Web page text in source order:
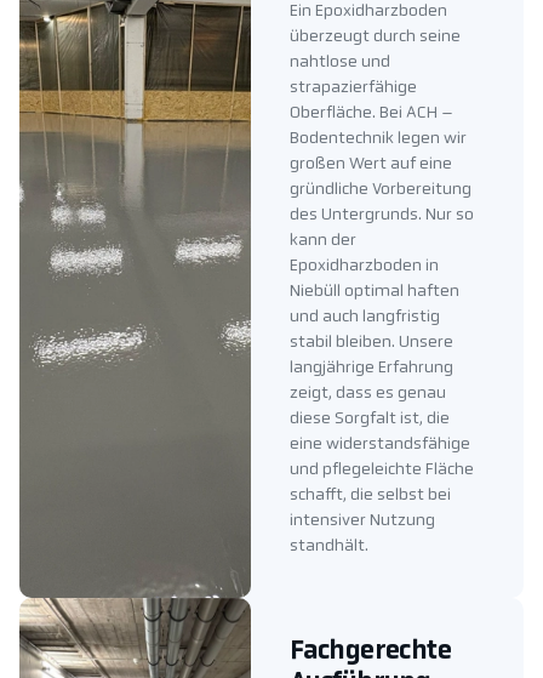
Ein Epoxidharzboden
überzeugt durch seine
nahtlose und
strapazierfähige
Oberfläche. Bei ACH –
Bodentechnik legen wir
großen Wert auf eine
gründliche Vorbereitung
des Untergrunds. Nur so
kann der
Epoxidharzboden in
Niebüll optimal haften
und auch langfristig
stabil bleiben. Unsere
langjährige Erfahrung
zeigt, dass es genau
diese Sorgfalt ist, die
eine widerstandsfähige
und pflegeleichte Fläche
schafft, die selbst bei
intensiver Nutzung
standhält.
Fachgerechte